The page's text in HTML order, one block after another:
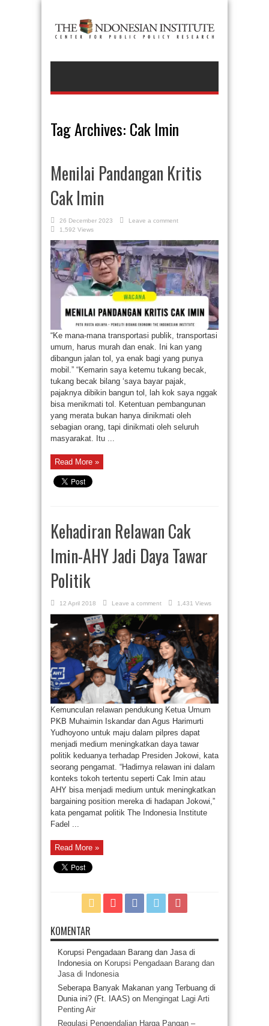
Tag Archives: Cak Imin
Menilai Pandangan Kritis
Cak Imin
26 December 2023
Leave a comment
1,592 Views
“Ke mana-mana transportasi publik, transportasi
umum, harus murah dan enak. Ini kan yang
dibangun jalan tol, ya enak bagi yang punya
mobil.” “Kemarin saya ketemu tukang becak,
tukang becak bilang ‘saya bayar pajak,
pajaknya dibikin bangun tol, lah kok saya nggak
bisa menikmati tol. Ketentuan pembangunan
yang merata bukan hanya dinikmati oleh
sebagian orang, tapi dinikmati oleh seluruh
masyarakat. Itu ...
Read More »
Kehadiran Relawan Cak
Imin-AHY Jadi Daya Tawar
Politik
12 April 2018 Leave a comment 1,431 Views
Kemunculan relawan pendukung Ketua Umum
PKB Muhaimin Iskandar dan Agus Harimurti
Yudhoyono untuk maju dalam pilpres dapat
menjadi medium meningkatkan daya tawar
politik keduanya terhadap Presiden Jokowi, kata
seorang pengamat. “Hadirnya relawan ini dalam
konteks tokoh tertentu seperti Cak Imin atau
AHY bisa menjadi medium untuk meningkatkan
bargaining position mereka di hadapan Jokowi,”
kata pengamat politik The Indonesia Institute
Fadel ...
Read More »
KOMENTAR
Korupsi Pengadaan Barang dan Jasa di
Indonesia on Korupsi Pengadaan Barang dan
Jasa di Indonesia
Seberapa Banyak Makanan yang Terbuang di
Dunia ini? (Ft. IAAS) on Mengingat Lagi Arti
Penting Air
Regulasi Pengendalian Harga Pangan –